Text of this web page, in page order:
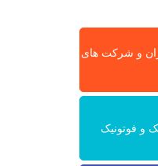
و شرکت های
و فوتونیک